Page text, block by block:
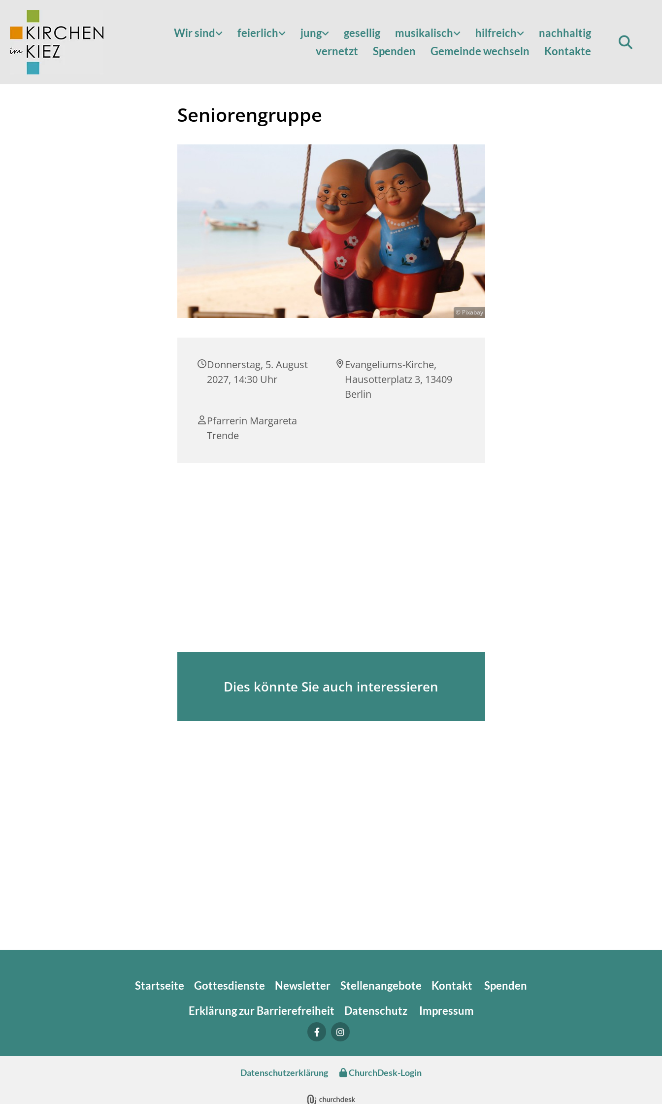
Wir sind feierlich jung gesellig musikalisch hilfreich
nachhaltig
vernetzt
Spenden Gemeinde wechseln Kontakte
Seniorengruppe
© Pixabay
Donnerstag, 5. August
2027, 14:30 Uhr
Evangeliums-Kirche,
Hausotterplatz 3, 13409
Berlin
Pfarrerin Margareta
Trende
Dies könnte Sie auch interessieren
Startseite Gottesdienste Newsletter Stellenangebote Kontakt
Spenden
Erklärung zur Barrierefreiheit
Datenschutz Impressum
Datenschutzerklärung ChurchDesk-Login